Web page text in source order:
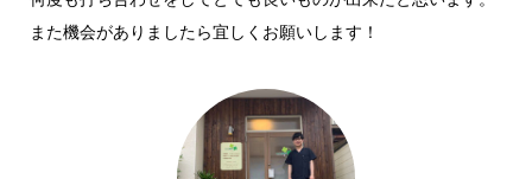
また機会がありましたら宜しくお願いします！